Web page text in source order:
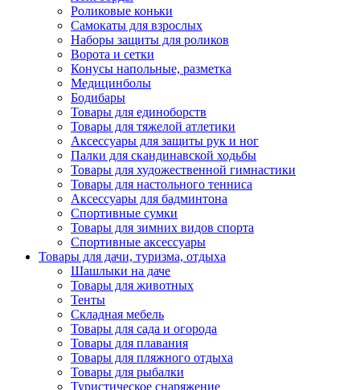
Роликовые коньки
Самокаты для взрослых
Наборы защиты для роликов
Ворота и сетки
Конусы напольные, разметка
Медицинболы
Бодибары
Товары для единоборств
Товары для тяжелой атлетики
Аксессуары для защиты рук и ног
Палки для скандинавской ходьбы
Товары для художественной гимнастики
Товары для настольного тенниса
Аксессуары для бадминтона
Спортивные сумки
Товары для зимних видов спорта
Спортивные аксессуары
Товары для дачи, туризма, отдыха
Шашлыки на даче
Товары для животных
Тенты
Складная мебель
Товары для сада и огорода
Товары для плавания
Товары для пляжного отдыха
Товары для рыбалки
Туристическое снаряжение